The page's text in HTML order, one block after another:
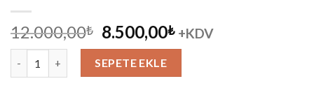
12.000,00₺ Orijinal
fiyat:
12.000,00₺.
8.500,00₺Şu
andaki
8.500,00₺.
+KDV
Bijuteri Aksesuar Web Sitesi Tasarımı adet
SEPETE EKLE